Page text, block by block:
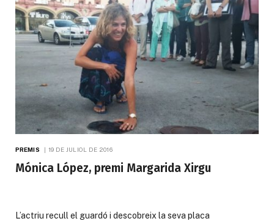
PREMIS 19 DE JULIOL DE 2016
Mónica López, premi Margarida Xirgu
L’actriu recull el guardó i descobreix la seva placa